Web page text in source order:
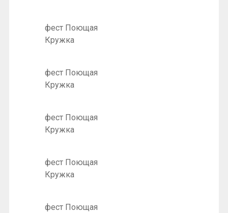
фест Поющая
Кружка
фест Поющая
Кружка
фест Поющая
Кружка
фест Поющая
Кружка
фест Поющая